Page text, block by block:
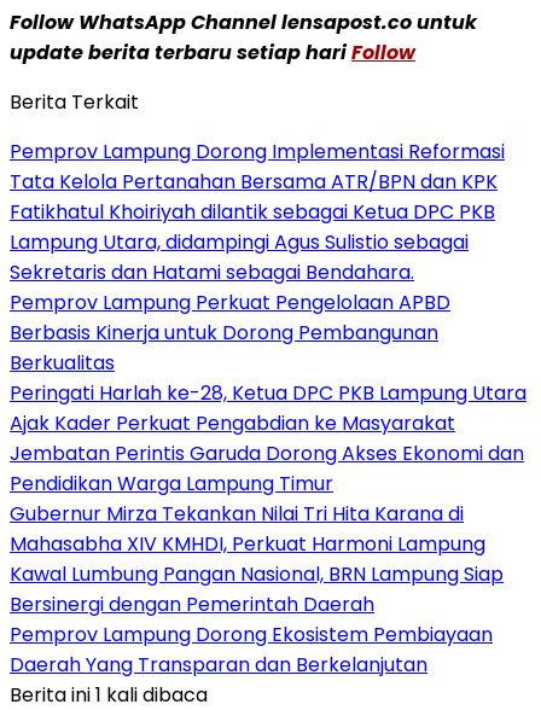
Follow WhatsApp Channel lensapost.co untuk
update berita terbaru setiap hariFollow
Berita Terkait
Pemprov Lampung Dorong Implementasi Reformasi
Tata Kelola Pertanahan Bersama ATR/BPN dan KPK
Fatikhatul Khoiriyah dilantik sebagai Ketua DPC PKB
Lampung Utara, didampingi Agus Sulistio sebagai
Sekretaris dan Hatami sebagai Bendahara.
Pemprov Lampung Perkuat Pengelolaan APBD
Berbasis Kinerja untuk Dorong Pembangunan
Berkualitas
Peringati Harlah ke-28, Ketua DPC PKB Lampung Utara
Ajak Kader Perkuat Pengabdian ke Masyarakat
Jembatan Perintis Garuda Dorong Akses Ekonomi dan
Pendidikan Warga Lampung Timur
Gubernur Mirza Tekankan Nilai Tri Hita Karana di
Mahasabha XIV KMHDI, Perkuat Harmoni Lampung
Kawal Lumbung Pangan Nasional, BRN Lampung Siap
Bersinergi dengan Pemerintah Daerah
Pemprov Lampung Dorong Ekosistem Pembiayaan
Daerah Yang Transparan dan Berkelanjutan
Berita ini 1 kali dibaca